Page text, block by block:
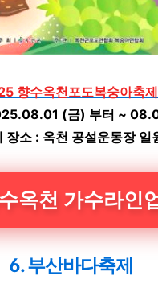
향수옥천포도복숭아축제
(금) 부터 ~
장소 : 옥천 공설운동장 일
옥천 가수라인
6. 부산바다축제